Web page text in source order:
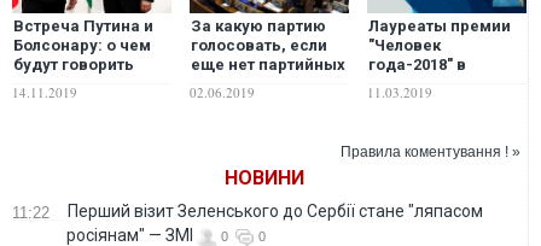
Встреча Путина и
Болсонару: о чем
будут говорить
14.11.2019
За какую партию
голосовать, если
еще нет партийных
02.06.2019
Лауреаты премии
"Человек
года-2018" в
"Предприниматель
11.03.2019
Правила коментування ! »
НОВИНИ
11:22
Перший візит Зеленського до Сербії стане "ляпасом
росіянам" — ЗМІ
0 0